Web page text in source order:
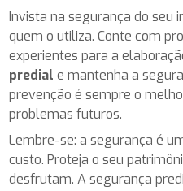
Invista na segurança do seu
quem o utiliza. Conte com
experientes para a
predial e mantenha a
prevenção é sempre o
problemas futuros.
Lembre-se: a segurança é
custo. Proteja o seu
desfrutam. A segurança